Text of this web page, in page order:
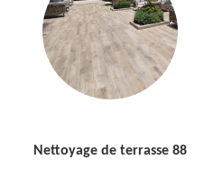
Nettoyage de terrasse 88